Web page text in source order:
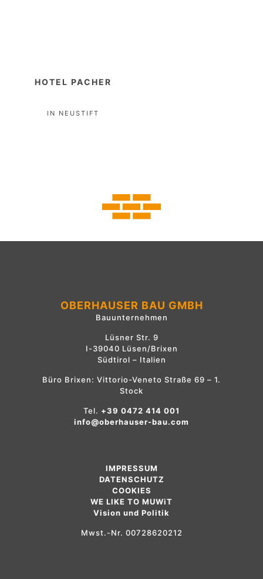
HOTEL PACHER
IN NEUSTIFT
OBERHAUSER BAU GMBH
Bauunternehmen
Lüsner Str. 9
I-39040 Lüsen/Brixen
Südtirol – Italien
Büro Brixen: Vittorio-Veneto Straße 69 – 1.
Stock
Tel. +39 0472 414 001
info@oberhauser-bau.com
IMPRESSUM
DATENSCHUTZ
COOKIES
WE LIKE TO MUWiT
Vision und Politik
Mwst.-Nr. 00728620212